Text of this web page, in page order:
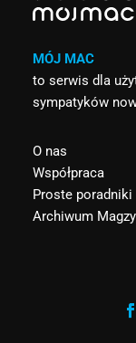
MÓJ MAC
to serwis dla
sympatyków
O nas
Współpraca
Proste poradniki
Archiwum